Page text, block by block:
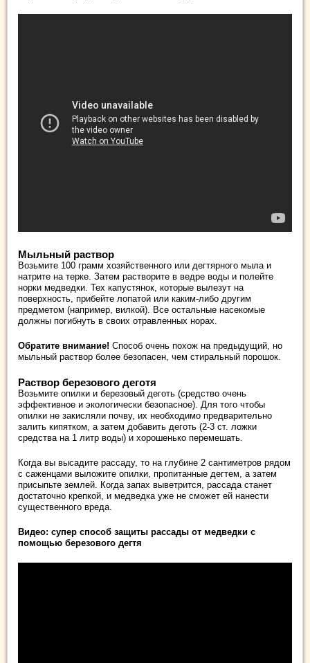
Мыльный раствор
Возьмите 100 грамм хозяйственного или дегтярного мыла и
натрите на терке. Затем растворите в ведре воды и полейте
норки медведки. Тех капустянок, которые вылезут на
поверхность, прибейте лопатой или каким-либо другим
предметом (например, вилкой). Все остальные насекомые
должны погибнуть в своих отравленных норах.
Обратите внимание! Способ очень похож на предыдущий, но
мыльный раствор более безопасен, чем стиральный порошок.
Раствор березового деготя
Возьмите опилки и березовый деготь (средство очень
эффективное и экологически безопасное). Для того чтобы
опилки не закисляли почву, их необходимо предварительно
залить кипятком, а затем добавить деготь (2-3 ст. ложки
средства на 1 литр воды) и хорошенько перемешать.
Когда вы высадите рассаду, то на глубине 2 сантиметров рядом
с саженцами выложите опилки, пропитанные дегтем, а затем
присыпьте землей. Когда запах выветрится, рассада станет
достаточно крепкой, и медведка уже не сможет ей нанести
существенного вреда.
Видео: супер способ защиты рассады от медведки с
помощью березового дегтя